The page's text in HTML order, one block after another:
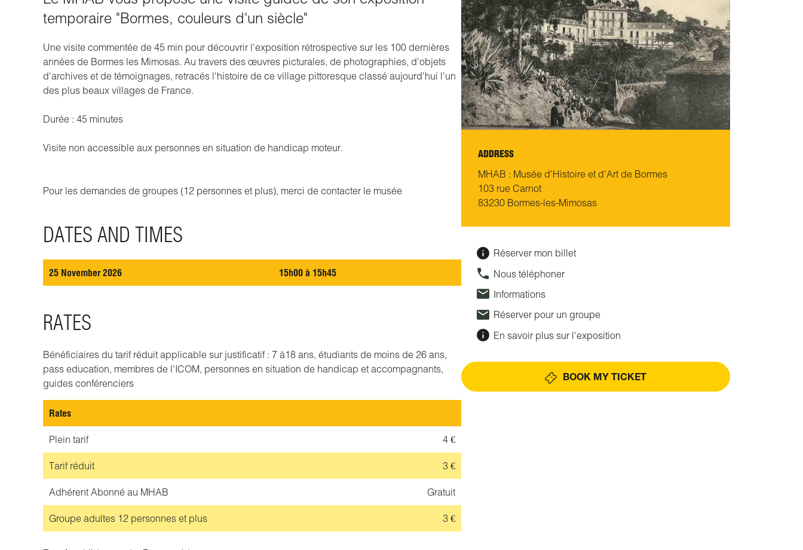
temporaire "Bormes, couleurs d'un siècle"
Une visite commentée de 45 min pour découvrir l'exposition rétrospective sur les 100 dernières
années de Bormes les Mimosas. Au travers des œuvres picturales, de photographies, d'objets
d'archives et de témoignages, retracés l'histoire de ce village pittoresque classé aujourd'hui l'un
des plus beaux villages de France.
Durée : 45 minutes
Visite non accessible aux personnes en situation de handicap moteur.
Pour les demandes de groupes (12 personnes et plus), merci de contacter le musée
DATES AND TIMES
25 November 2026 15h00 à 15h45
RATES
Bénéficiaires du tarif réduit applicable sur justificatif : 7 à18 ans, étudiants de moins de 26 ans,
pass education, membres de l'ICOM, personnes en situation de handicap et accompagnants,
guides conférenciers
Rates
Plein tarif 4 €
Tarif réduit 3 €
Adhérent Abonné au MHAB Gratuit
Groupe adultes 12 personnes et plus 3 €
ADDRESS
MHAB : Musée d'Histoire et d'Art de Bormes
103 rue Carnot
83230 Bormes-les-Mimosas
Réserver mon billet
Nous téléphoner
Informations
Réserver pour un groupe
En savoir plus sur l'exposition
BOOK MY TICKET